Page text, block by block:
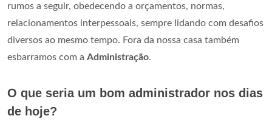
rumos a seguir, obedecendo a orçamentos, normas,
relacionamentos interpessoais, sempre lidando com desafios
diversos ao mesmo tempo. Fora da nossa casa também
esbarramos com a Administração.
O que seria um bom administrador nos dias
de hoje?